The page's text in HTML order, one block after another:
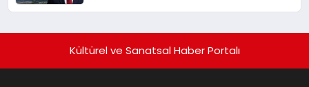
Hayata Geçirecek
Kültürel ve Sanatsal Haber Portalı